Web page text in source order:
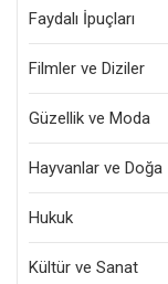
Faydalı İpuçları
Filmler ve Diziler
Güzellik ve Moda
Hayvanlar ve Doğa
Hukuk
Kültür ve Sanat